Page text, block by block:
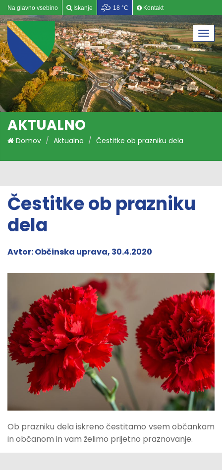
Na glavno vsebino Iskanje 18 °C Kontakt
AKTUALNO
Domov Aktualno Čestitke ob prazniku dela
Čestitke ob prazniku
dela
Avtor: Občinska uprava, 30.4.2020
Ob prazniku dela iskreno čestitamo vsem občankam
in občanom in vam želimo prijetno praznovanje.